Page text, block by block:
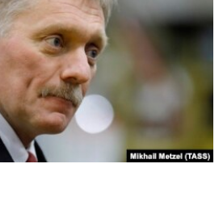
KITABXANASI
STANDARTLARIMIZ